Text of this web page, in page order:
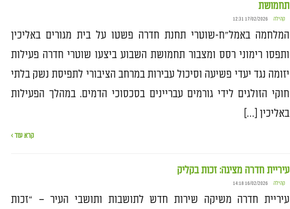
תחמושת
קהילה 17/02/2026 12:31
המלחמה באמל"ח-שוטרי תחנת חדרה פשטו על בית מגורים באליכין
ותפסו רימוני רסס ומצבור תחמושת השבוע ביצעו שוטרי חדרה פעילות
יזומה נגד יעדי פשיעה וסיכול עבירות במרחב הציבורי לתפיסת נשק בלתי
חוקי הזולגים לידי גורמים עבריינים בסכסוכי הדמים. במהלך הפעילות
באליכין […]
קרא עוד ›
עיריית חדרה מציגה: זכות בקליק
קהילה 16/02/2026 14:18
עיריית חדרה משיקה שירות חדש לתושבות ותושבי העיר – “זכות